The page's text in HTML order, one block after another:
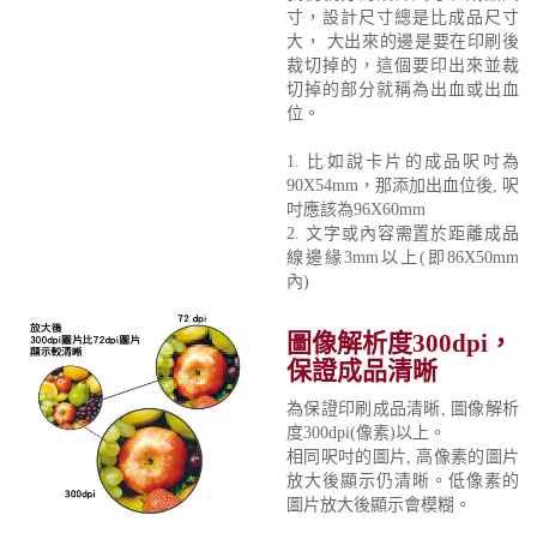
寸，設計尺寸總是比成品尺寸
大， 大出來的邊是要在印刷後
裁切掉的，這個要印出來並裁
切掉的部分就稱為出血或出血
位。
1. 比如說卡片的成品呎吋為
90X54mm，那添加出血位後, 呎
吋應該為96X60mm
2. 文字或內容需置於距離成品
線邊緣3mm以上(即86X50mm
內)
圖像解析度300dpi，
保證成品清晰
為保證印刷成品清晰, 圖像解析
度300dpi(像素)以上。
相同呎吋的圖片, 高像素的圖片
放大後顯示仍清晰。低像素的
圖片放大後顯示會模糊。